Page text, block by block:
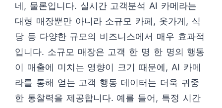
네, 물론입니다. 실시간 고객분석 AI 카메라는
대형 매장뿐만 아니라 소규모 카페, 옷가게, 식
당 등 다양한 규모의 비즈니스에서 매우 효과적
입니다. 소규모 매장은 고객 한 명 한 명의 행동
이 매출에 미치는 영향이 크기 때문에, AI 카메
라를 통해 얻는 고객 행동 데이터는 더욱 귀중
한 통찰력을 제공합니다. 예를 들어, 특정 시간